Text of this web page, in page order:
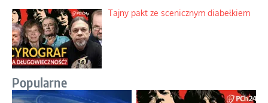
Tajny pakt ze scenicznym diabełkiem
Popularne